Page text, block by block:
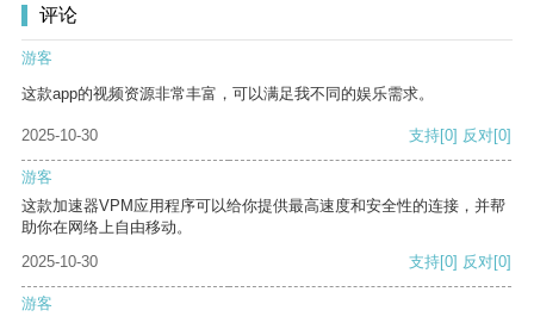
评论
游客
这款app的视频资源非常丰富，可以满足我不同的娱乐需求。
2025-10-30 支持[0] 反对[0]
游客
这款加速器VPM应用程序可以给你提供最高速度和安全性的连接，并帮
助你在网络上自由移动。
2025-10-30
支持[0] 反对[0]
游客